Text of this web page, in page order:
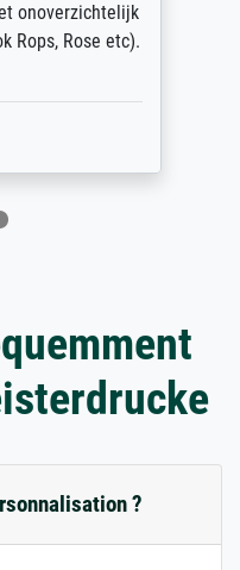
onoverzichtelijk
Rops, Rose etc).
?